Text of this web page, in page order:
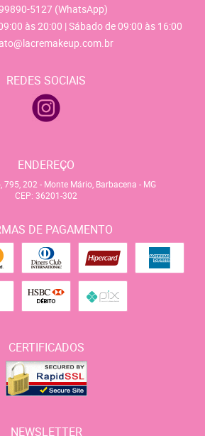
5127 (WhatsApp)
às 20:00 | Sábado de 09:00 às 16:00
REDES SOCIAIS
ENDEREÇO
795, 202 - Monte Mário, Barbacena - MG
CEP: 36201-302
DE PAGAMENTO
CERTIFICADOS
NEWSLETTER